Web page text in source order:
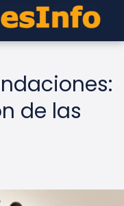
de las